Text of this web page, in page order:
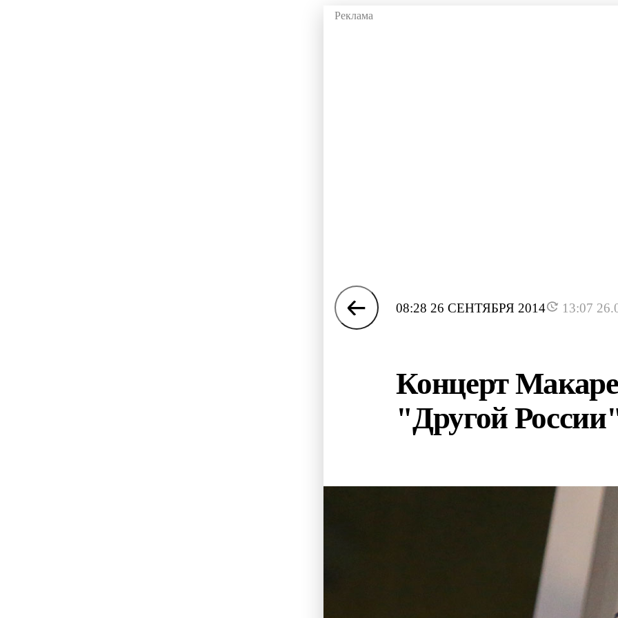
08:28 26 СЕНТЯБРЯ 2014 13:07
Концерт
"Другой